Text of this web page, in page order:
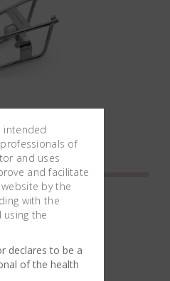
intended
of
and uses
and facilitate
by the
with the
using the
declares to be a
of the health